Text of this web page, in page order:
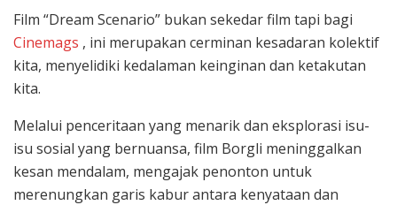
Film “Dream Scenario” bukan sekedar film tapi bagi
Cinemags , ini merupakan cerminan kesadaran kolektif
kita, menyelidiki kedalaman keinginan dan ketakutan
kita.
Melalui penceritaan yang menarik dan eksplorasi isu-
isu sosial yang bernuansa, film Borgli meninggalkan
kesan mendalam, mengajak penonton untuk
merenungkan garis kabur antara kenyataan dan